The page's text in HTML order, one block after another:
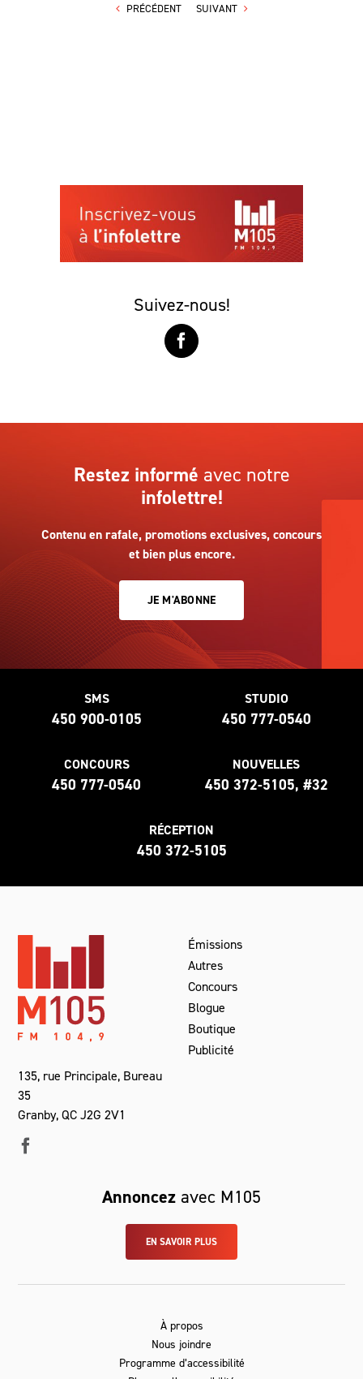
PRÉCÉDENT SUIVANT
Suivez-nous!
Restez informé avec notre
infolettre!
Contenu en rafale, promotions exclusives, concours
et bien plus encore.
JE M'ABONNE
SMS
450 900-0105
STUDIO
450 777-0540
CONCOURS
450 777-0540
NOUVELLES
450 372-5105, #32
RÉCEPTION
450 372-5105
135, rue Principale, Bureau
35
Granby, QC J2G 2V1
Émissions
Autres
Concours
Blogue
Boutique
Publicité
Annoncez avec M105
EN SAVOIR PLUS
À propos
Nous joindre
Programme d’accessibilité